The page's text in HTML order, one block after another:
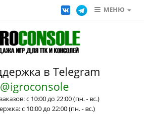
МЕНЮ
в Telegram
@igroconsole
с 10:00 до 22:00 (пн. - вс.)
с 10:00 до 22:00 (пн. - вс.)